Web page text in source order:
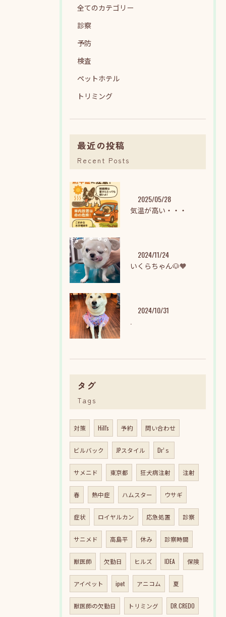
全てのカテゴリー
診察
予防
検査
ペットホテル
トリミング
最近の投稿
Recent Posts
2025/05/28
気温が高い・・・
2024/11/24
いくらちゃん🐶🧡
2024/10/31
タグ
Tags
対策 Hill's 予約 問い合わせ
ビルバック JPスタイル Dr’ｓ
サメニド 東京都 狂犬病注射 注射
春 熱中症 ハムスター ウサギ
症状 ロイヤルカン 応急処置 診察
サニメド 高島平 休み 診察時間
獣医師 欠勤日 ヒルズ IDEA 保険
アイペット ipet アニコム 夏
獣医師の欠勤日 トリミング DR.CREDO